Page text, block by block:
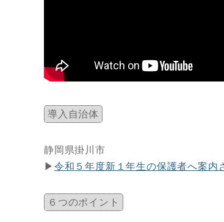
導入自治体
静岡県掛川市
▶ 令和５年度新１年生の保護者へ案
６つのポイント